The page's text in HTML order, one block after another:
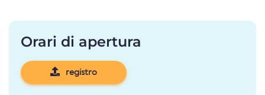
Orari di apertura
registro